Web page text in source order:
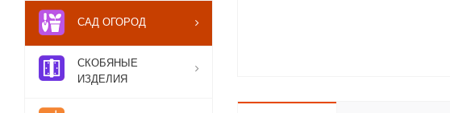
САД ОГОРОД
СКОБЯНЫЕ
ИЗДЕЛИЯ